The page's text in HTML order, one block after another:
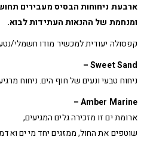
ארבעת ניחוחות הבסיס מעבירים
ומנחמת של ההנאות העתידות לבוא.
קפסולה יעודית למכשיר מודו חשמלי/
Sweet Sand –
ניחוח טבעי ונעים של חוף הים. ניחוח
Amber Marine –
ארומת ים זו מזכירה גלים המגיעים,
שוטפים את החול, ממזגים יחד מי ים